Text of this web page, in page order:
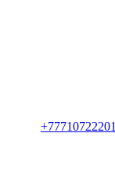
+77710722201